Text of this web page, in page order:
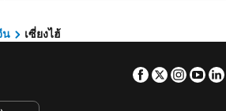
โรงแรม ญี่ปุ่น
งเหนือ
น เซี่ยงไฮ้
Facebook
Twitter